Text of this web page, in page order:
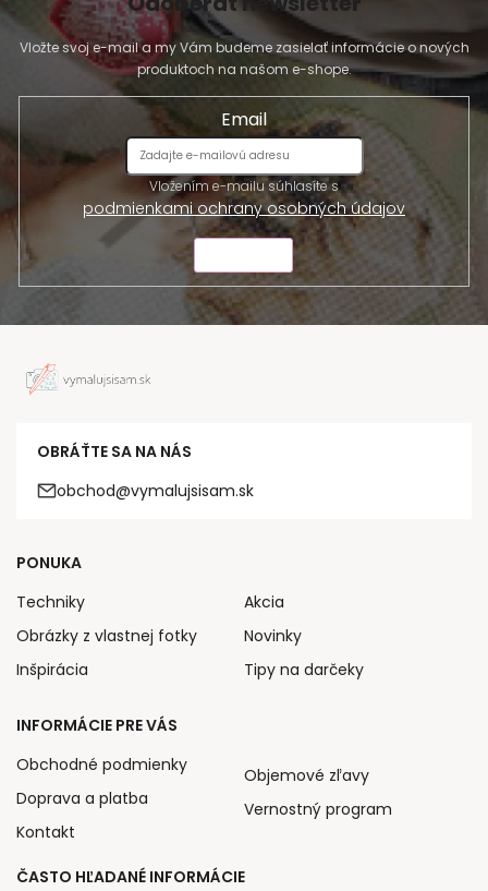
Vložte svoj e-mail a my Vám budeme zasielať informácie o nových
produktoch na našom e-shope.
Email
Vložením e-mailu súhlasíte s
podmienkami ochrany osobných údajov
OBRÁŤTE SA NA NÁS
obchod@vymalujsisam.sk
PONUKA
Techniky
Obrázky z vlastnej fotky
Inšpirácia
Akcia
Novinky
Tipy na darčeky
INFORMÁCIE PRE VÁS
Obchodné podmienky
Doprava a platba
Kontakt
Objemové zľavy
Vernostný program
ČASTO HĽADANÉ INFORMÁCIE